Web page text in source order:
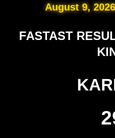
August 9,
FASTAST